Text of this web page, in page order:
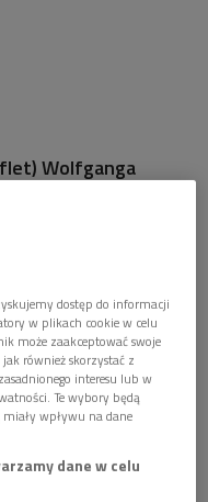
Wolfganga
dzieło
dramatycznym i
i ukrytych
pod koniec
dni przed
i inspiruje kolejne
dostęp do informacji
w plikach cookie w celu
może zaakceptować swoje
również skorzystać z
interesu lub w
Te wybory będą
wpływu na dane
dane w celu